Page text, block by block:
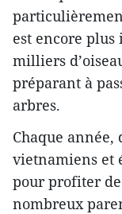
est encore plus
milliers
préparant à
arbres.
Chaque
vietnamiens et
pour profiter
nombreux